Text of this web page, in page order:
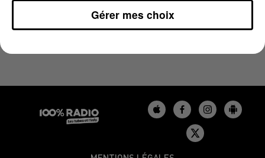
Gérer mes choix